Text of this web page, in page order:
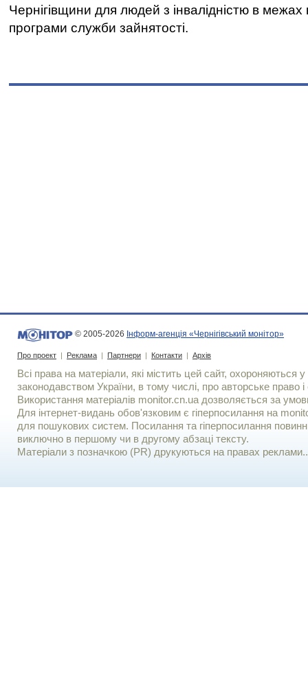
Чернігівщини для людей з інвалідністю в межах
програми служби зайнятості.
© 2005-2026 Інформ-агенція «Чернігівський монітор»
Про проект | Реклама | Партнери | Контакти | Архів
Всі права на матеріали, які містить цей сайт, охороняються у
законодавством України, в тому числі, про авторське право і
Використання матерiалiв monitor.cn.ua дозволяється за
Для iнтернет-видань обов'язковим є гiперпосилання на
для пошукових систем. Посилання та гіперпосилання
виключно в першому чи в другому абзаці тексту.
Матеріали з позначкою (PR) друкуються на правах реклами..